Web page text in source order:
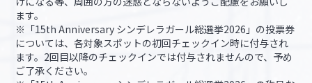
ます。
※「15th Anniversary シンデレラガール総選挙2026」の投票券
については、各対象スポットの初回チェックイン時に付与され
ます。2回目以降のチェックインでは付与されませんので、予め
ご了承ください。